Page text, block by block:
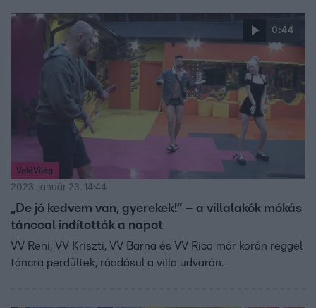
0:44
ValóVilág
2023. január 23. 14:44
„De jó kedvem van, gyerekek!” – a villalakók mókás
tánccal indították a napot
VV Reni, VV Kriszti, VV Barna és VV Rico már korán reggel
táncra perdültek, ráadásul a villa udvarán.